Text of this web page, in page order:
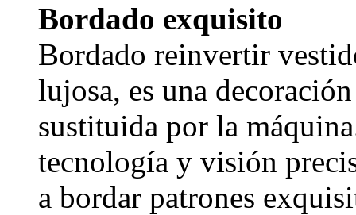
Bordado exquisito
Bordado reinvertir
lujosa, es una
sustituida por la
tecnología y visión
a bordar patrones